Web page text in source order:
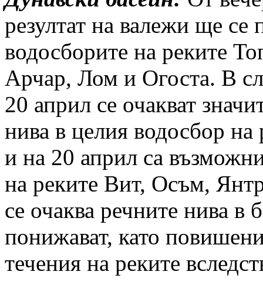
резултат на валежи ще се
водосборите на реките
Арчар, Лом и Огоста. В
20 април се очакват
нива в целия водосбор
и на 20 април са
на реките Вит, Осъм,
се очаква речните нива в
понижават, като
течения на реките